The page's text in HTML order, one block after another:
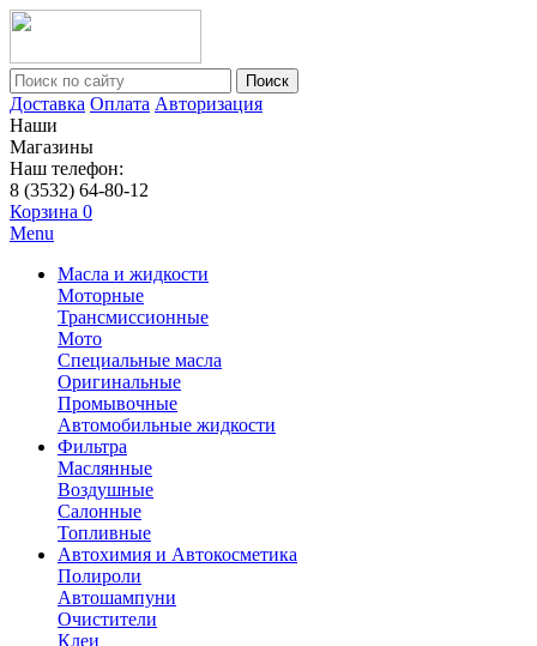
Поиск
Доставка Оплата Авторизация
Наши
Магазины
Наш телефон:
8 (3532) 64-80-12
Корзина 0
Menu
Масла и жидкости
Моторные
Трансмиссионные
Мото
Специальные масла
Оригинальные
Промывочные
Автомобильные жидкости
Фильтра
Маслянные
Воздушные
Салонные
Топливные
Автохимия и Автокосметика
Полироли
Автошампуни
Очистители
Клеи